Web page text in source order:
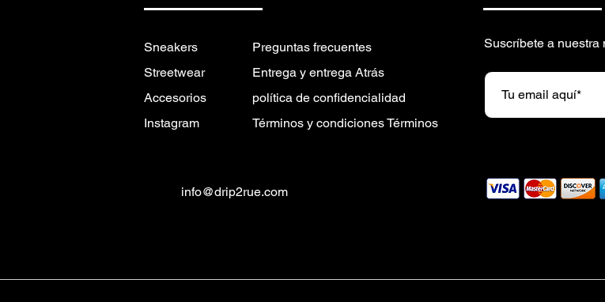
Sneakers
Streetwear
Accesorios
Instagram
Preguntas frecuentes
Entrega y entrega Atrás
política de confidencialidad
Términos y condiciones Términos
info@drip2rue.com
Suscríbete a nuestra